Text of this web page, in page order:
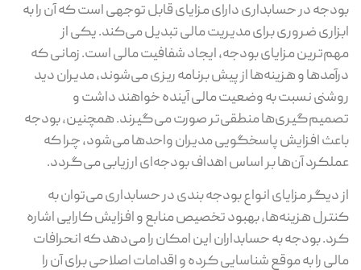
بودجه در حسابداری دارای مزایای قابل توجهی است که آن را به
ابزاری ضروری برای مدیریت مالی تبدیل می‌کند. یکی از
مهم‌ترین مزایای بودجه، ایجاد شفافیت مالی است. زمانی که
درآمدها و هزینه‌ها از پیش برنامه‌ ریزی می‌شوند، مدیران دید
روشنی نسبت به وضعیت مالی آینده خواهند داشت و
تصمیم‌گیری‌ها منطقی‌تر صورت می‌گیرند. همچنین، بودجه
باعث افزایش پاسخگویی مدیران واحدها می‌شود، چرا که
عملکرد آن‌ها بر اساس اهداف بودجه‌ای ارزیابی می‌گردد.
از دیگر مزایای انواع بودجه‌ بندی در حسابداری می‌توان به
کنترل هزینه‌ها، بهبود تخصیص منابع و افزایش کارایی اشاره
کرد. بودجه به حسابداران این امکان را می‌دهد که انحرافات
مالی را به‌ موقع شناسایی کرده و اقدامات اصلاحی برای آن را